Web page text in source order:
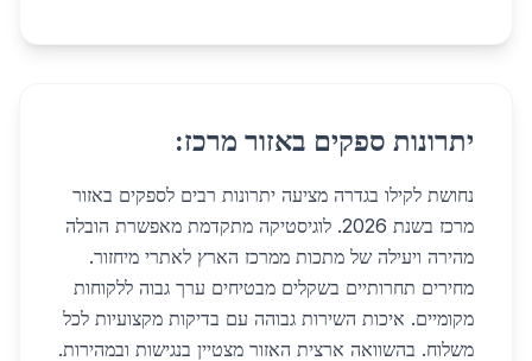
יתרונות ספקים באזור מרכז:
נחושת לקילו בגדרה מציעה יתרונות רבים לספקים באזור
מרכז בשנת 2026. לוגיסטיקה מתקדמת מאפשרת הובלה
מהירה ויעילה של מתכות ממרכז הארץ לאתרי מיחזור.
מחירים תחרותיים בשקלים מבטיחים ערך גבוה ללקוחות
מקומיים. איכות השירות גבוהה עם בדיקות מקצועיות לכל
משלוח. בהשוואה ארצית האזור מצטיין בנגישות ובמהירות.